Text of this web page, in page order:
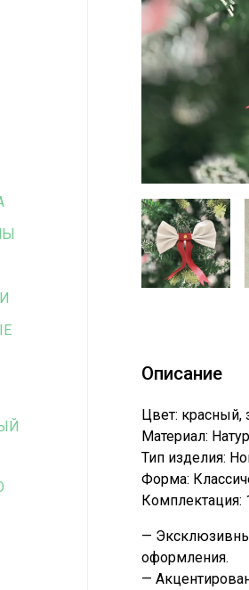
Описание
Цвет: красный,
Материал:
Тип изделия:
Форма:
Комплектация:
—
оформления.
—